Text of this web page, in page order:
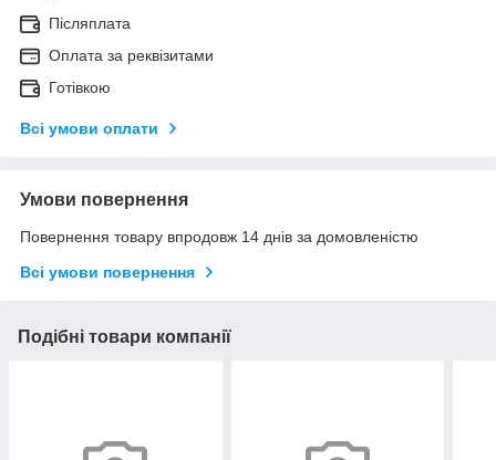
Післяплата
Оплата за реквізитами
Готівкою
Всі умови оплати
Умови повернення
Повернення товару впродовж 14 днів за домовленістю
Всі умови повернення
Подібні товари компанії